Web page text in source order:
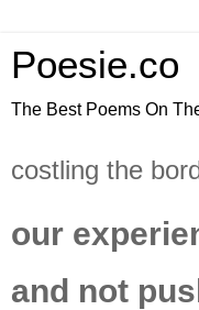
Poesie.co
The Best Poems On
costling the
our
and not